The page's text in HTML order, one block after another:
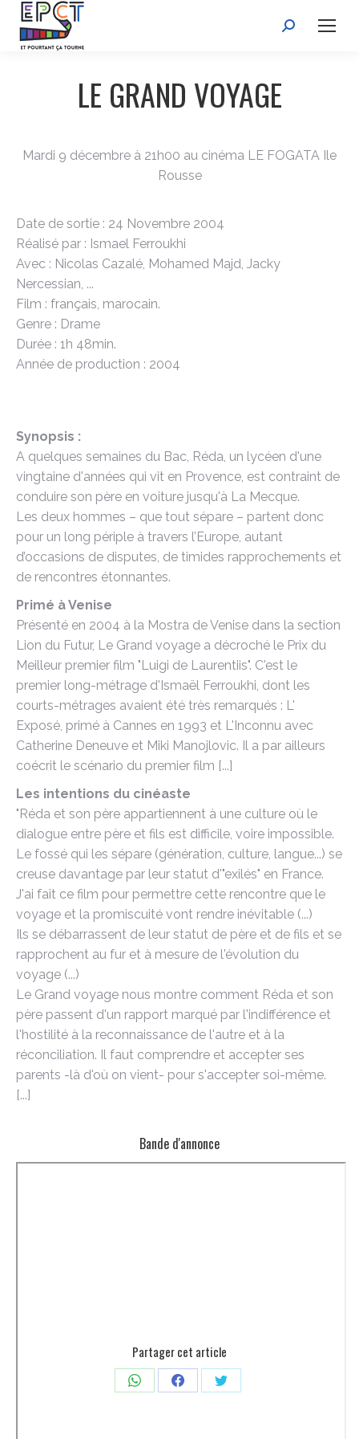
Recherche
LE GRAND VOYAGE
Mardi 9 décembre à 21h00 au cinéma LE FOGATA Ile
Rousse
Date de sortie : 24 Novembre 2004
Réalisé par : Ismael Ferroukhi
Avec : Nicolas Cazalé, Mohamed Majd, Jacky
Nercessian, ...
Film : français, marocain.
Genre : Drame
Durée : 1h 48min.
Année de production : 2004
Synopsis :
A quelques semaines du Bac, Réda, un lycéen d'une
vingtaine d'années qui vit en Provence, est contraint de
conduire son père en voiture jusqu'à La Mecque.
Les deux hommes – que tout sépare – partent donc
pour un long périple à travers l’Europe, autant
d’occasions de disputes, de timides rapprochements et
de rencontres étonnantes.
Primé à Venise
Présenté en 2004 à la Mostra de Venise dans la section
Lion du Futur, Le Grand voyage a décroché le Prix du
Meilleur premier film "Luigi de Laurentiis". C'est le
premier long-métrage d'Ismaël Ferroukhi, dont les
courts-métrages avaient été très remarqués : L'
Exposé, primé à Cannes en 1993 et L'Inconnu avec
Catherine Deneuve et Miki Manojlovic. Il a par ailleurs
coécrit le scénario du premier film [...]
Les intentions du cinéaste
"Réda et son père appartiennent à une culture où le
dialogue entre père et fils est difficile, voire impossible.
Le fossé qui les sépare (génération, culture, langue...) se
creuse davantage par leur statut d'"exilés" en France.
J'ai fait ce film pour permettre cette rencontre que le
voyage et la promiscuité vont rendre inévitable (...)
Ils se débarrassent de leur statut de père et de fils et se
rapprochent au fur et à mesure de l'évolution du
voyage (...)
Le Grand voyage nous montre comment Réda et son
père passent d'un rapport marqué par l'indifférence et
l'hostilité à la reconnaissance de l'autre et à la
réconciliation. Il faut comprendre et accepter ses
parents -là d'où on vient- pour s'accepter soi-même.
[...]
Bande d'annonce
Partager cet article
PartagerPartagerPartager